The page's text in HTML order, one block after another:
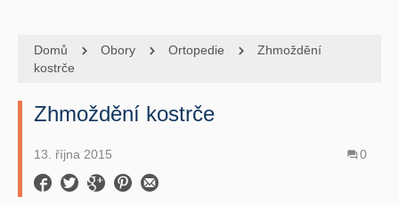
Domů Obory Ortopedie
Zhmoždění
kostrče
Zhmoždění kostrče
13. října 2015 0